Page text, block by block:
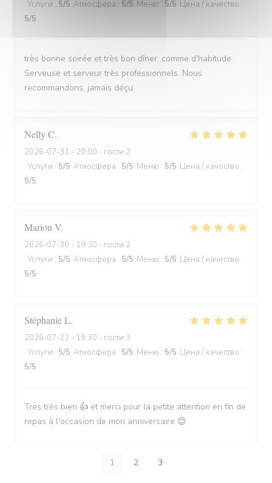
Услуги : 5/5 Атмосфера : 5/5 Меню : 5/5 Цена / качество :
5/5
très bonne soirée et très bon dîner, comme d'habitude.
Serveuse et serveur très professionnels. Nous
recommandons, jamais déçu.
NellyC
2026-07-31 - 20:00 - гости 2
Услуги : 5/5 Атмосфера : 5/5 Меню : 5/5 Цена / качество :
5/5
Marion V
2026-07-30 - 19:30 - гости 2
Услуги : 5/5 Атмосфера : 5/5 Меню : 5/5 Цена / качество :
5/5
StéphanieL
2026-07-22 - 19:30 - гости 3
Услуги : 5/5 Атмосфера : 5/5 Меню : 5/5 Цена / качество :
5/5
Très très bien 👍 et merci pour la petite attention en fin de
repas à l'occasion de mon anniversaire 😊
1 2 3